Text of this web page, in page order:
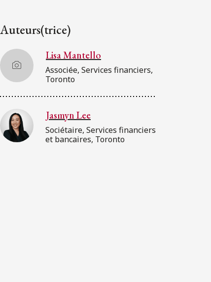
Auteurs(trice)
Lisa Mantello
Associée, Services financiers,
Toronto
Jasmyn Lee
Sociétaire, Services financiers
et bancaires, Toronto